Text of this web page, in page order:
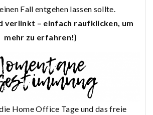
Fall entgehen lassen sollte.
verlinkt – einfach raufklicken, um
mehr zu erfahren!)
Home Office Tage und das freie